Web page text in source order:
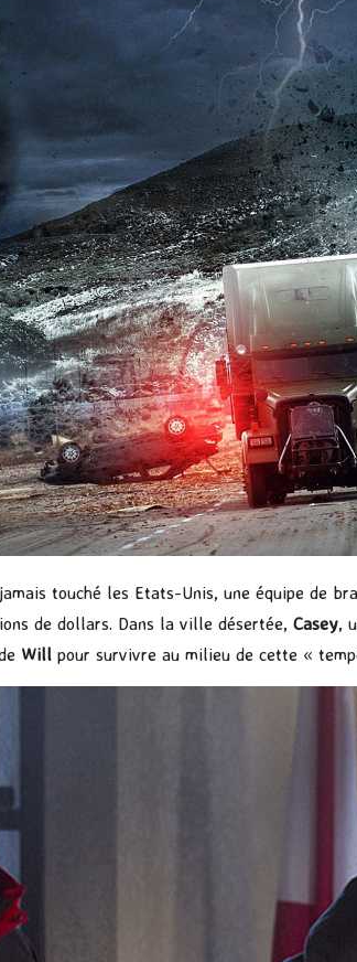
touché les Etats-Unis, une équipe de
de dollars. Dans la ville désertée, Casey,
Will pour survivre au milieu de cette «